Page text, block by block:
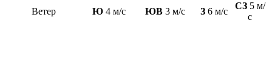
Ветер
Ю4 м/с ЮВ 3 м/с З6 м/с
СЗ5 м/
с